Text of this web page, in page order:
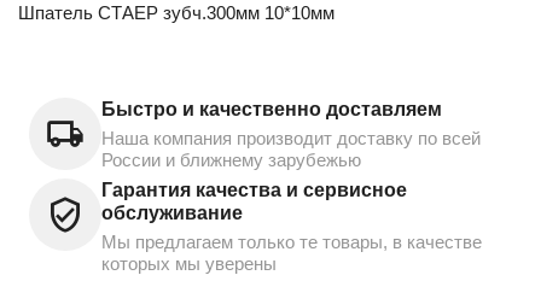
Шпатель СТАЕР зубч.300мм 10*10мм
Быстро и качественно доставляем
Наша компания производит доставку по всей
России и ближнему зарубежью
Гарантия качества и сервисное
обслуживание
Мы предлагаем только те товары, в качестве
которых мы уверены